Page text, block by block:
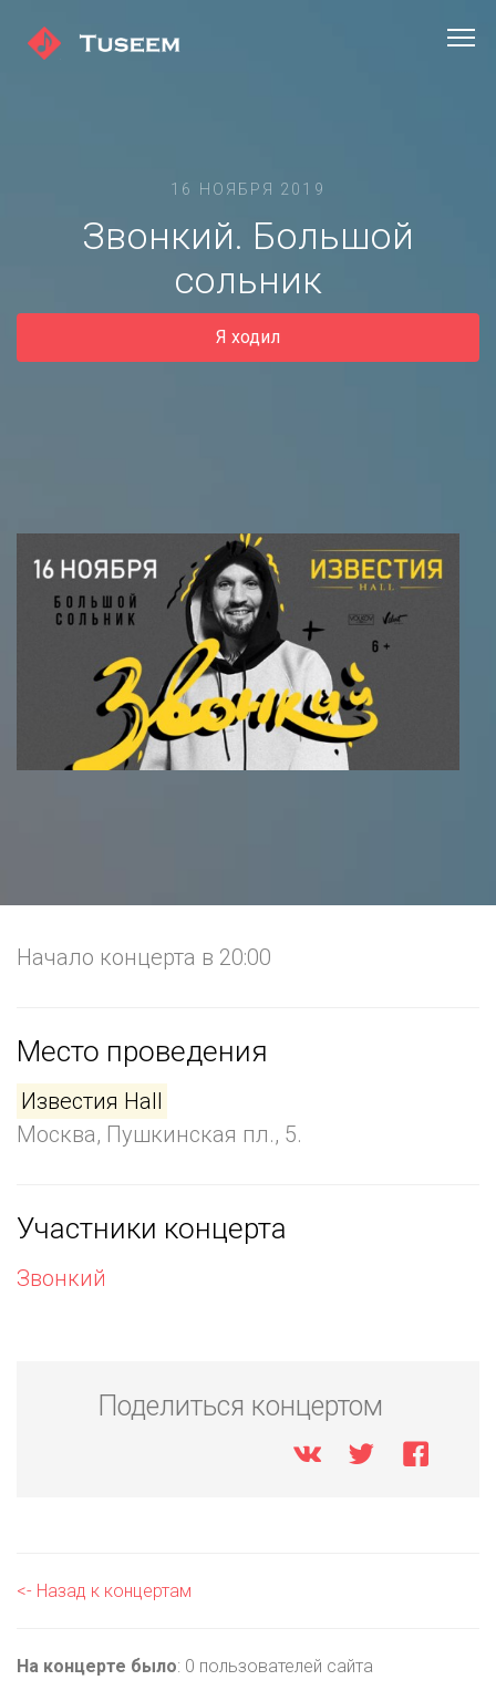
16 НОЯБРЯ 2019
Звонкий. Большой
сольник
Я ходил
Начало концерта в 20:00
Место проведения
Известия Hall
Москва, Пушкинская пл., 5.
Участники концерта
Звонкий
Поделиться концертом
<- Назад к концертам
На концерте было: 0 пользователей сайта